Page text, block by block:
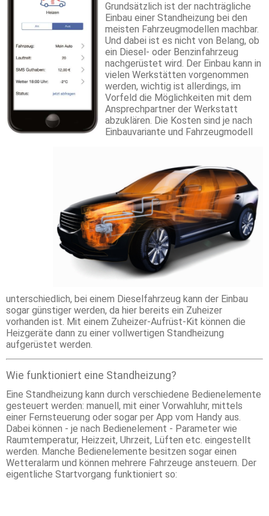
Grundsätzlich ist der nachträgliche
Einbau einer Standheizung bei den
meisten Fahrzeugmodellen machbar.
Und dabei ist es nicht von Belang, ob
ein Diesel- oder Benzinfahrzeug
nachgerüstet wird. Der Einbau kann in
vielen Werkstätten vorgenommen
werden, wichtig ist allerdings, im
Vorfeld die Möglichkeiten mit dem
Ansprechpartner der Werkstatt
abzuklären. Die Kosten sind je nach
Einbauvariante und Fahrzeugmodell
unterschiedlich, bei einem Dieselfahrzeug kann der Einbau
sogar günstiger werden, da hier bereits ein Zuheizer
vorhanden ist. Mit einem Zuheizer-Aufrüst-Kit können die
Heizgeräte dann zu einer vollwertigen Standheizung
aufgerüstet werden.
Wie funktioniert eine Standheizung?
Eine Standheizung kann durch verschiedene Bedienelemente
gesteuert werden: manuell, mit einer Vorwahluhr, mittels
einer Fernsteuerung oder sogar per App vom Handy aus.
Dabei können - je nach Bedienelement - Parameter wie
Raumtemperatur, Heizzeit, Uhrzeit, Lüften etc. eingestellt
werden. Manche Bedienelemente besitzen sogar einen
Wetteralarm und können mehrere Fahrzeuge ansteuern. Der
eigentliche Startvorgang funktioniert so: